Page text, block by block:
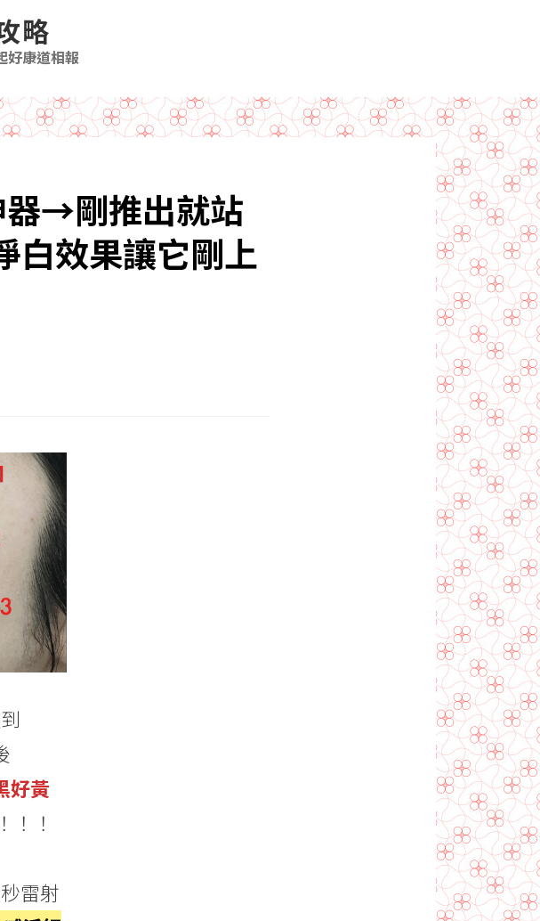
略
好康道相報
器→剛推出就站
白效果讓它剛上
好黃
！！！
雷射